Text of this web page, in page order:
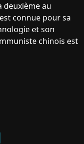
deuxième au
connue pour sa
et son
chinois est